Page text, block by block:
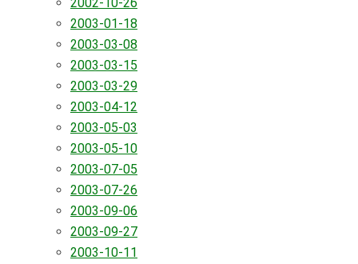
2003-01-18
2003-03-08
2003-03-15
2003-03-29
2003-04-12
2003-05-03
2003-05-10
2003-07-05
2003-07-26
2003-09-06
2003-09-27
2003-10-11